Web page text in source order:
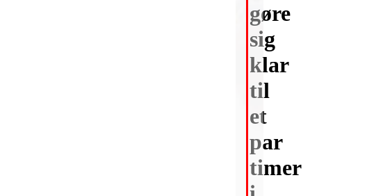
gøre
sig
klar
til
et
par
timer